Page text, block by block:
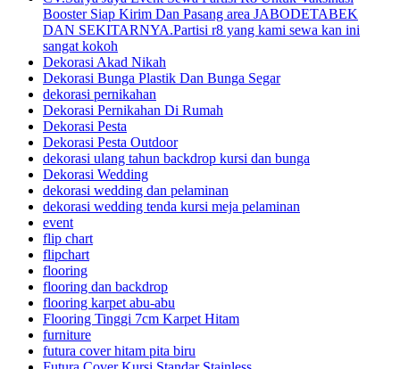
Booster Siap Kirim Dan Pasang area JABODETABEK
DAN SEKITARNYA.Partisi r8 yang kami sewa kan ini
sangat kokoh
Dekorasi Akad Nikah
Dekorasi Bunga Plastik Dan Bunga Segar
dekorasi pernikahan
Dekorasi Pernikahan Di Rumah
Dekorasi Pesta
Dekorasi Pesta Outdoor
dekorasi ulang tahun backdrop kursi dan bunga
Dekorasi Wedding
dekorasi wedding dan pelaminan
dekorasi wedding tenda kursi meja pelaminan
event
flip chart
flipchart
flooring
flooring dan backdrop
flooring karpet abu-abu
Flooring Tinggi 7cm Karpet Hitam
furniture
futura cover hitam pita biru